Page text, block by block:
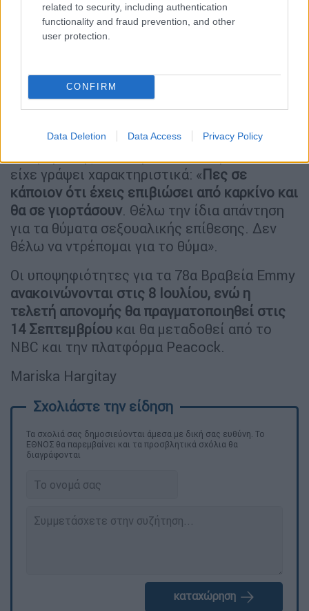
related to security, including authentication
functionality and fraud prevention, and other
user protection.
CONFIRM
Data Deletion Data Access Privacy Policy
Πέρα από την υποκριτική της πορεία, η
ηθοποιός είναι ιδρύτρια του Joyful Heart
θύματα σεξουαλικής κακοποίησης,
ενδοοικογενειακής βίας, κακοποίησης
παιδιών, ηλικιωμένων και εμπορίας
είχε γράψει χαρακτηριστικά: «Πες σε
κάποιον ότι έχεις επιβιώσει από καρκίνο και
θα σε γιορτάσουν. Θέλω την ίδια απάντηση
για τα θύματα σεξουαλικής επίθεσης. Δεν
θέλω να ντρέπομαι για το θύμα».
Οι υποψηφιότητες για τα 78α Βραβεία Emmy
ανακοινώνονται στις 8 Ιουλίου, ενώ η
τελετή απονομής θα πραγματοποιηθεί στις
14 Σεπτεμβρίου και θα μεταδοθεί από το
NBC και την πλατφόρμα Peacock.
Mariska Hargitay
Τα σχολιά σας δημοσιεύονται άμεσα με δική σας ευθύνη. Το
ΕΘΝΟΣ θα παρεμβαίνει και τα προσβλητικά σχόλια θα
διαγράφονται
καταχώρηση